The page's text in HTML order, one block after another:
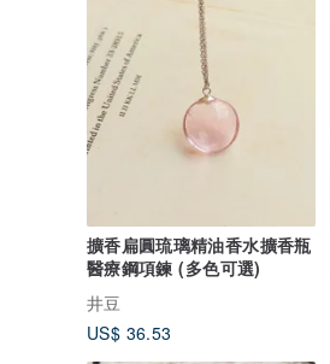
擴香扁圓琉璃精油香水擴香瓶
醫療鋼項鍊 (多色可選)
井豆
US$ 36.53